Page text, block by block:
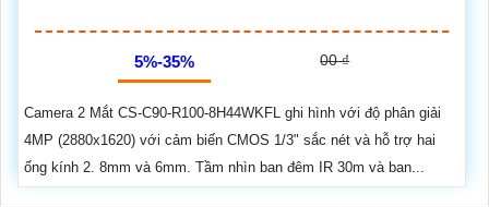
5%-35% 00 ₫
Camera 2 Mắt CS-C90-R100-8H44WKFL ghi hình với độ phân giải
4MP (2880x1620) với cảm biến CMOS 1/3" sắc nét và hỗ trợ hai
ống kính 2. 8mm và 6mm. Tầm nhìn ban đêm IR 30m và ban...